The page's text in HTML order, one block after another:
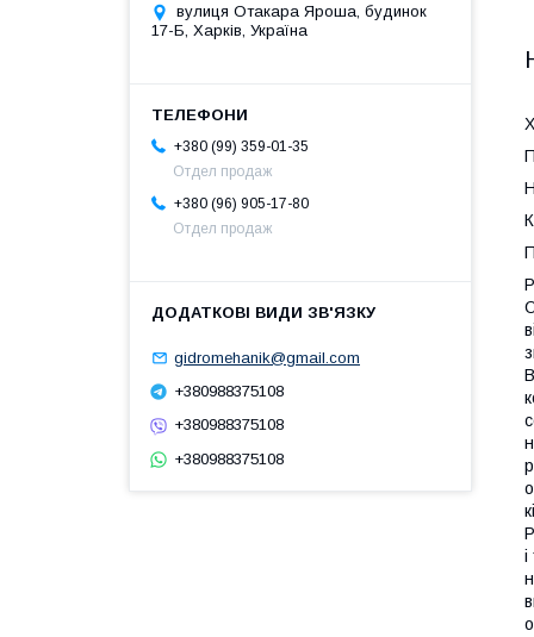
вулиця Отакара Яроша, будинок
17-Б, Харків, Україна
+380 (99) 359-01-35
Отдел продаж
+380 (96) 905-17-80
Отдел продаж
gidromehanik@gmail.com
+380988375108
+380988375108
+380988375108